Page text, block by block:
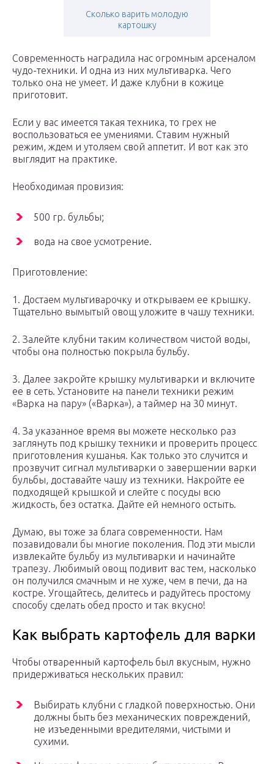
Сколько варить молодую
картошку
Современность наградила нас огромным арсеналом
чудо-техники. И одна из них мультиварка. Чего
только она не умеет. И даже клубни в кожице
приготовит.
Если у вас имеется такая техника, то грех не
воспользоваться ее умениями. Ставим нужный
режим, ждем и утоляем свой аппетит. И вот как это
выглядит на практике.
Необходимая провизия:
500 гр. бульбы;
вода на свое усмотрение.
Приготовление:
1. Достаем мультиварочку и открываем ее крышку.
Тщательно вымытый овощ уложите в чашу техники.
2. Залейте клубни таким количеством чистой воды,
чтобы она полностью покрыла бульбу.
3. Далее закройте крышку мультиварки и включите
ее в сеть. Установите на панели техники режим
«Варка на пару» («Варка»), а таймер на 30 минут.
4. За указанное время вы можете несколько раз
заглянуть под крышку техники и проверить процесс
приготовления кушанья. Как только это случится и
прозвучит сигнал мультиварки о завершении варки
бульбы, доставайте чашу из техники. Накройте ее
подходящей крышкой и слейте с посуды всю
жидкость, без остатка. Дайте ей немного остыть.
Думаю, вы тоже за блага современности. Нам
позавидовали бы многие поколения. Под эти мысли
извлекайте бульбу из мультиварки и начинайте
трапезу. Любимый овощ подивит вас тем, насколько
он получился смачным и не хуже, чем в печи, да на
костре. Угощайтесь, делитесь и радуйтесь простому
способу сделать обед просто и так вкусно!
Как выбрать картофель для варки
Чтобы отваренный картофель был вкусным, нужно
придерживаться нескольких правил:
Выбирать клубни с гладкой поверхностью. Они
должны быть без механических повреждений,
не изъеденными вредителями, чистыми и
сухими.